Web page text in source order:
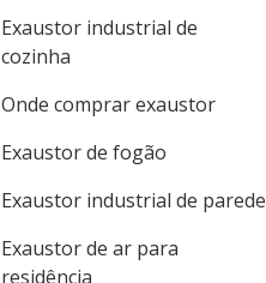
Exaustor industrial de
cozinha
Onde comprar exaustor
Exaustor de fogão
Exaustor industrial de parede
Exaustor de ar para
residência